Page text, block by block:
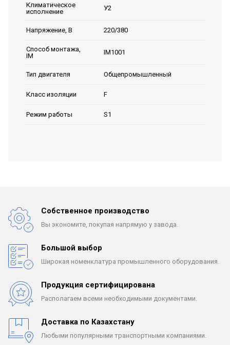
Климатическое
исполнение
У2
Напряжение, В 220/380
Способ монтажа,
IM
IM1001
Тип двигателя Общепромышленный
Класс изоляции F
Режим работы S1
Собственное производство
Вы экономите, покупая напрямую у завода.
Большой выбор
Широкая номенклатура промышленного оборудования.
Продукция сертифицирована
Располагаем всеми необходимыми документами.
Доставка по Казахстану
Любыми популярными транспортными компаниями.